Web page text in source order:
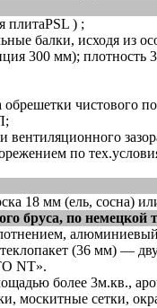
плитаPSL ) ;
балки, исходя из
300 мм); плотность
чистового
вентиляционного
по
18 мм (ель, сосна)
по немецкой
(36 мм) —
NT».
более 3м.кв.,
москитные сетки,